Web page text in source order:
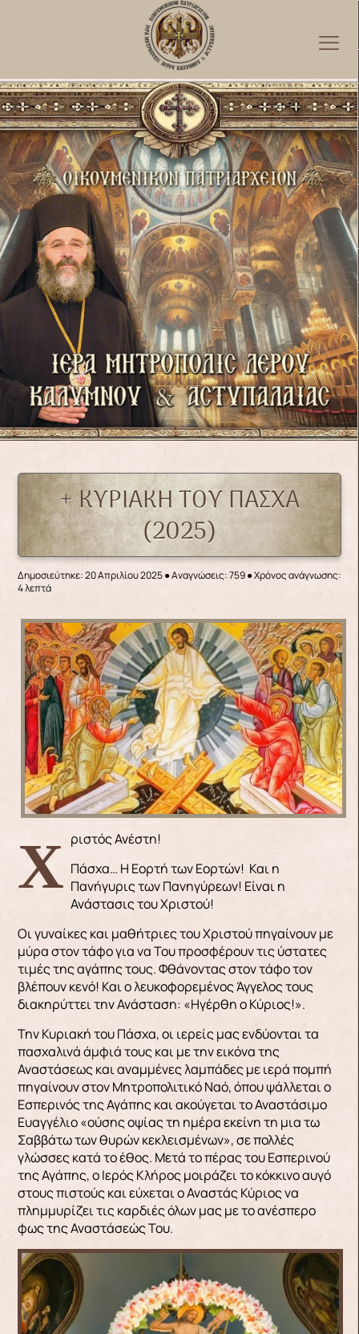
+ ΚΥΡΙΑΚΗ ΤΟΥ ΠΑΣΧΑ
(2025)
Δημοσιεύτηκε: 20 Απριλίου 2025●Αναγνώσεις: 759● Χρόνος ανάγνωσης:
4 λεπτά
Χριστός Ανέστη!
Πάσχα… Η Εορτή των Εορτών! Και η
Πανήγυρις των Πανηγύρεων! Είναι η
Ανάστασις του Χριστού!
Οι γυναίκες και μαθήτριες του Χριστού πηγαίνουν με
μύρα στον τάφο για να Του προσφέρουν τις ύστατες
τιμές της αγάπης τους. Φθάνοντας στον τάφο τον
βλέπουν κενό! Και ο λευκοφορεμένος Άγγελος τους
διακηρύττει την Ανάσταση: «Ηγέρθη ο Κύριος!».
Την Κυριακή του Πάσχα, οι ιερείς μας ενδύονται τα
πασχαλινά άμφιά τους και με την εικόνα της
Αναστάσεως και αναμμένες λαμπάδες με ιερά πομπή
πηγαίνουν στον Μητροπολιτικό Ναό, όπου ψάλλεται ο
Εσπερινός της Αγάπης και ακούγεται το Αναστάσιμο
Ευαγγέλιο «ούσης οψίας τη ημέρα εκείνη τη μια τω
Σαββάτω των θυρών κεκλεισμένων», σε πολλές
γλώσσες κατά το έθος. Μετά το πέρας του Εσπερινού
της Αγάπης, ο Ιερός Κλήρος μοιράζει το κόκκινο αυγό
στους πιστούς και εύχεται ο Αναστάς Κύριος να
πλημμυρίζει τις καρδιές όλων μας με το ανέσπερο
φως της Αναστάσεώς Του.